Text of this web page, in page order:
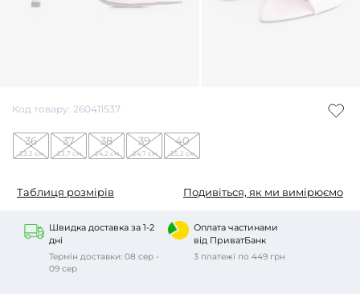
Код товару: 260411537
36
23,2 см
37
23,7 см
38
24,2 см
39
24,7 см
40
25,2 см
Таблиця розмірів Подивіться, як ми вимірюємо
Швидка доставка за 1-2
дні
Термін доставки: 08 сер -
09 сер
Оплата частинами
від ПриватБанк
3 платежі по 449 грн